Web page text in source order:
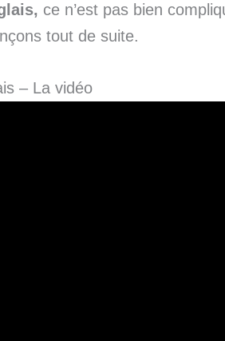
ce n’est pas bien
tout de suite.
– La vidéo